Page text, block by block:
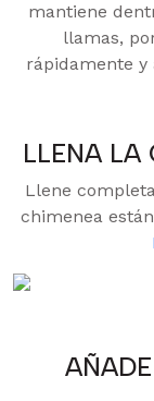
mantiene
llamas,
rápidamente y
LLENA LA
Llene
chimenea